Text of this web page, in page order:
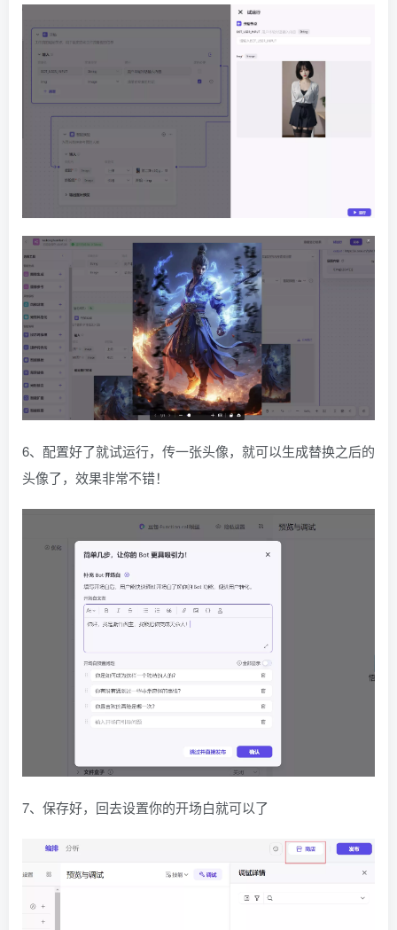
6、配置好了就试运行，传一张头像，就可以生成替换之后的
头像了，效果非常不错！
7、保存好，回去设置你的开场白就可以了